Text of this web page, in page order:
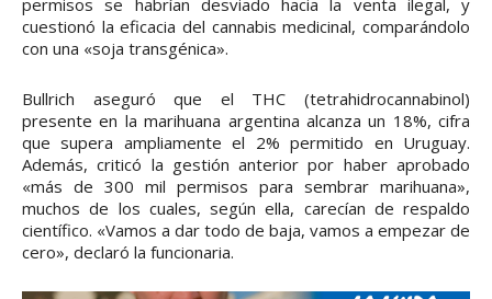
cuestionó la eficacia del cannabis medicinal, comparándolo
con una «soja transgénica».
Bullrich aseguró que el THC (tetrahidrocannabinol)
presente en la marihuana argentina alcanza un 18%, cifra
que supera ampliamente el 2% permitido en Uruguay.
Además, criticó la gestión anterior por haber aprobado
«más de 300 mil permisos para sembrar marihuana»,
muchos de los cuales, según ella, carecían de respaldo
científico. «Vamos a dar todo de baja, vamos a empezar de
cero», declaró la funcionaria.